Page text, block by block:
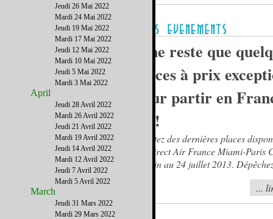
Il ne reste que
places à prix
pour partir en
été!
Profitez des dernières places
vol direct Air France Miami-Paris
23 juin au 24 juillet 2013.
...
Jeudi 26 Mai 2022
Mardi 24 Mai 2022
Jeudi 19 Mai 2022
Mardi 17 Mai 2022
Jeudi 12 Mai 2022
Mardi 10 Mai 2022
Jeudi 5 Mai 2022
Mardi 3 Mai 2022
April
Jeudi 28 Avril 2022
Mardi 26 Avril 2022
Jeudi 21 Avril 2022
Mardi 19 Avril 2022
Jeudi 14 Avril 2022
Mardi 12 Avril 2022
Jeudi 7 Avril 2022
Mardi 5 Avril 2022
March
Jeudi 31 Mars 2022
Mardi 29 Mars 2022